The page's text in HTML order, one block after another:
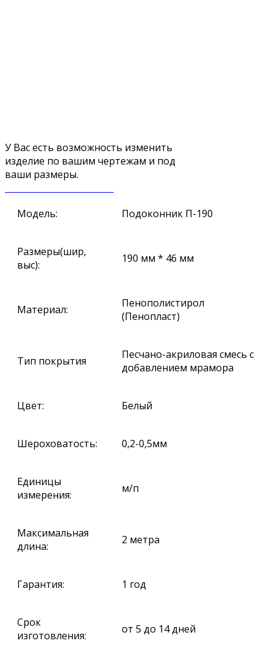
У Вас есть возможность изменить
изделие по вашим чертежам и под
ваши размеры.
Модель: Подоконник П-190
Размеры(шир,
выс):
190 мм * 46 мм
Материал:
Пенополистирол
(Пенопласт)
Тип покрытия
Песчано-акриловая смесь с
добавлением мрамора
Цвет: Белый
Шероховатость: 0,2-0,5мм
Единицы
измерения:
м/п
Максимальная
длина:
2 метра
Гарантия: 1 год
Срок
изготовления:
от 5 до 14 дней